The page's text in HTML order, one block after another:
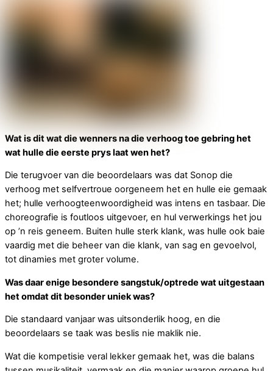
Wat is dit wat die wenners na die verhoog toe gebring het
wat hulle die eerste prys laat wen het?
Die terugvoer van die beoordelaars was dat Sonop die
verhoog met selfvertroue oorgeneem het en hulle eie gemaak
het; hulle verhoogteenwoordigheid was intens en tasbaar. Die
choreografie is foutloos uitgevoer, en hul verwerkings het jou
op ’n reis geneem. Buiten hulle sterk klank, was hulle ook baie
vaardig met die beheer van die klank, van sag en gevoelvol,
tot dinamies met groter volume.
Was daar enige besondere sangstuk/optrede wat uitgestaan
het omdat dit besonder uniek was?
Die standaard vanjaar was uitsonderlik hoog, en die
beoordelaars se taak was beslis nie maklik nie.
Wat die kompetisie veral lekker gemaak het, was die balans